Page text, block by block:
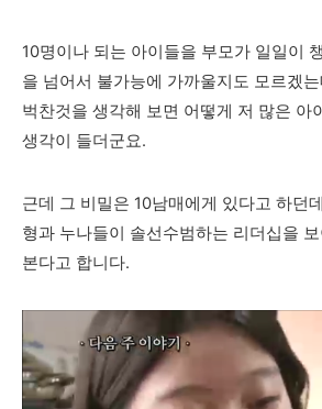
10명이나 되는 아이들을 부모가 일일이
을 넘어서 불가능에 가까울지도 모르겠
벅찬것을 생각해 보면 어떻게 저 많은 아
생각이 들더군요.
근데 그 비밀은 10남매에게 있다고 하던
형과 누나들이 솔선수범하는 리더십을
본다고 합니다.